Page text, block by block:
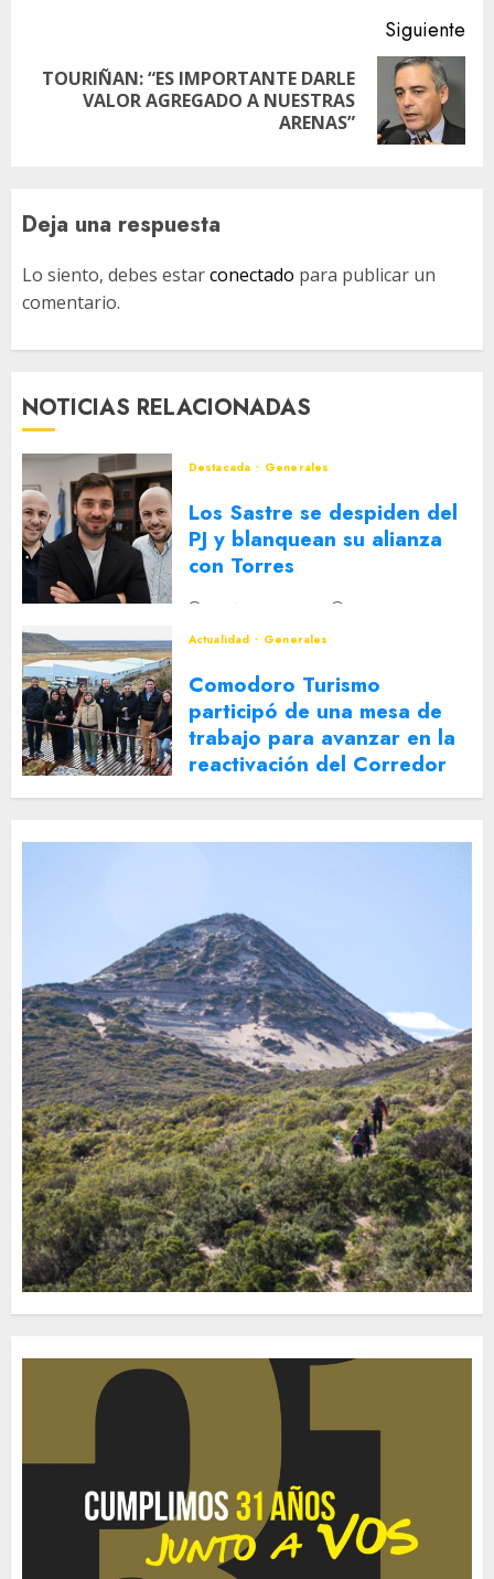
Siguiente
Siguiente
TOURIÑAN: “ES IMPORTANTE DARLE
VALOR AGREGADO A NUESTRAS
ARENAS”
Deja una respuesta
Lo siento, debes estarconectado para publicar un
comentario.
NOTICIAS RELACIONADAS
Destacada Generales
Los Sastre se despiden del
PJ y blanquean su alianza
con Torres
2 DE AGOSTO DE 2026
Actualidad
Generales
Comodoro Turismo
participó de una mesa de
trabajo para avanzar en la
reactivación del Corredor
Turístico Integrado